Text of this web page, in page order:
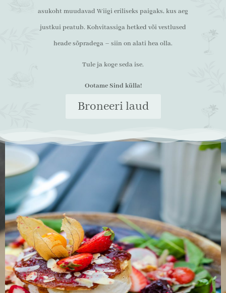
asukoht muudavad Wiigi eriliseks paigaks, kus aeg
justkui peatub. Kohvitassiga hetked või vestlused
heade sõpradega – siin on alati hea olla.
Tule ja koge seda ise.
Ootame Sind külla!
Broneeri laud